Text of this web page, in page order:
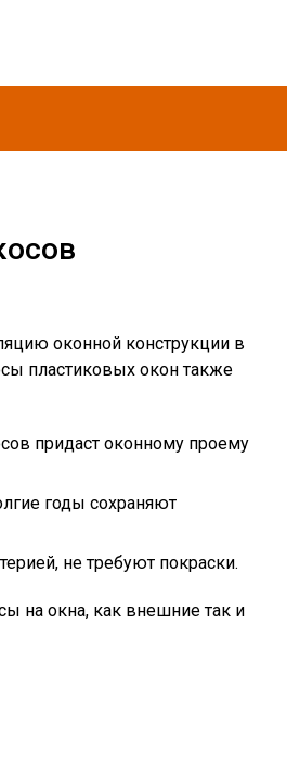
оконной конструкции в
пластиковых окон также
придаст оконному проему
годы сохраняют
не требуют покраски.
на окна, как внешние так и